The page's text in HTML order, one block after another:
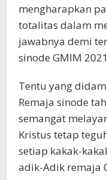
mengharapkan
totalitas dalam
jawabnya demi
sinode GMIM
Tentu yang
Remaja sinode
semangat
Kristus tetap
setiap kakak-
adik-Adik remaja